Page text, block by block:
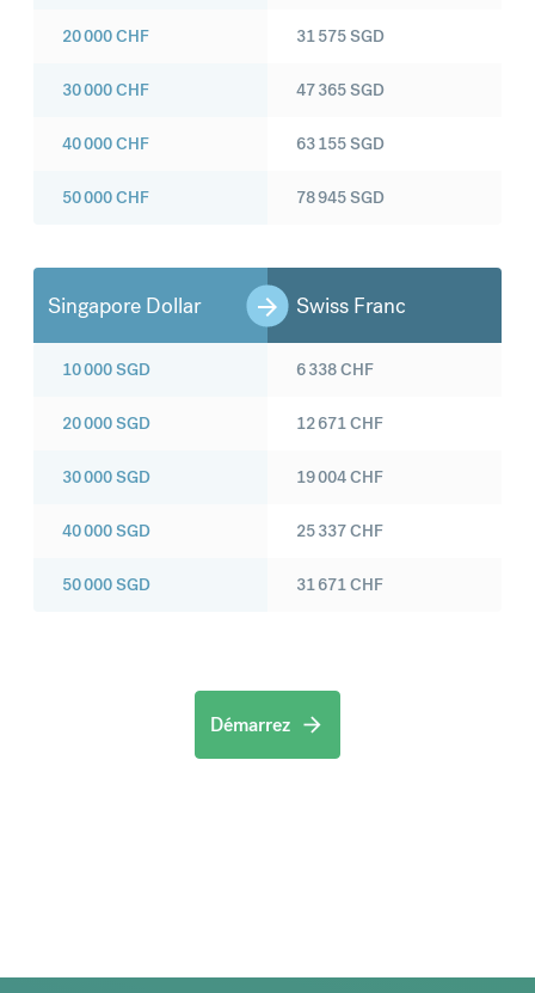
20 000CHF
30 000CHF
40 000CHF
50 000CHF
31 575SGD
47 365SGD
63 155SGD
78 945SGD
Singapore Dollar Swiss Franc
10 000SGD
20 000SGD
30 000SGD
40 000SGD
50 000SGD
6 338CHF
12 671CHF
19 004CHF
25 337CHF
31 671CHF
Démarrez